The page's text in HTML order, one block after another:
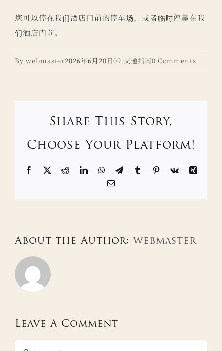
您可以停在我们酒店门前的停车场，或者临时停靠在我
们酒店门前。
By webmaster2026年6月20日09.交通指南0 Comments
Share This Story,
Choose Your Platform!
Facebook RedditLinkedInWhatsApp
Telegram
TumblrPinterest
Vk
Xing
Email
About the Author: webmaster
Leave A Comment